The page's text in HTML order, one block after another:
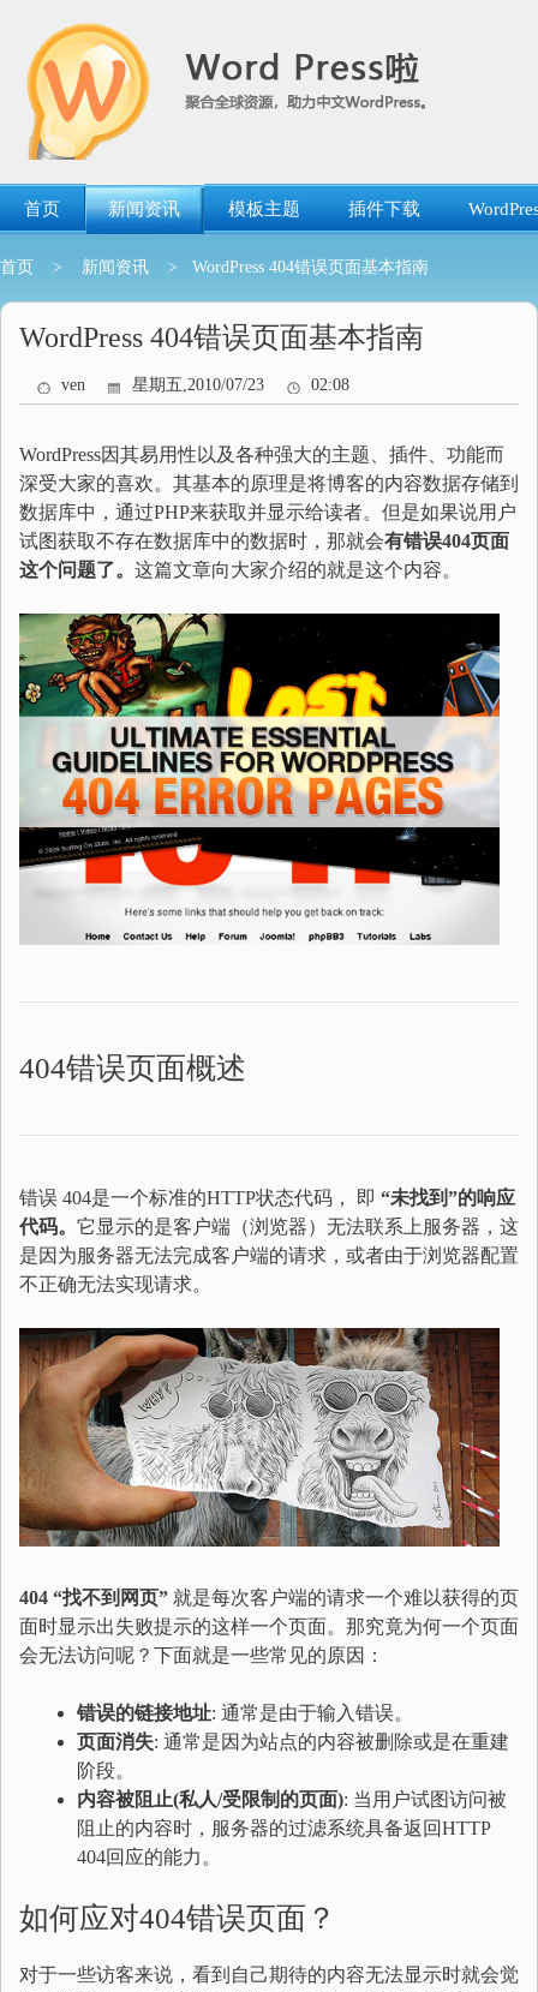
首页 新闻资讯 模板主题 插件下载
首页 > 新闻资讯 > WordPress 404错误页面基本指南
WordPress 404错误页面基本指南
ven 星期五,2010/07/23 02:08
WordPress因其易用性以及各种强大的主题、插件、功能而
深受大家的喜欢。其基本的原理是将博客的内容数据存储到
数据库中，通过PHP来获取并显示给读者。但是如果说用户
试图获取不存在数据库中的数据时，那就会有错误404页面
这个问题了。 这篇文章向大家介绍的就是这个内容。
404错误页面概述
错误 404是一个标准的HTTP状态代码， 即 “未找到”的响应
代码。 它显示的是客户端（浏览器）无法联系上服务器，这
是因为服务器无法完成客户端的请求，或者由于浏览器配置
不正确无法实现请求。
404 “找不到网页” 就是每次客户端的请求一个难以获得的页
面时显示出失败提示的这样一个页面。那究竟为何一个页面
会无法访问呢？下面就是一些常见的原因：
错误的链接地址: 通常是由于输入错误。
页面消失: 通常是因为站点的内容被删除或是在重建
阶段。
内容被阻止(私人/受限制的页面): 当用户试图访问被
阻止的内容时，服务器的过滤系统具备返回HTTP
404回应的能力。
如何应对404错误页面？
对于一些访客来说，看到自己期待的内容无法显示时就会觉